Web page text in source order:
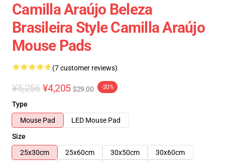
Camilla Araújo Beleza
Brasileira Style Camilla Araújo
Mouse Pads
(7 customer reviews)
¥5,256 ¥4,205 $29.00 -20%
Type
Mouse Pad
LED Mouse Pad
Size
25x30cm
25x60cm 30x50cm
30x60cm